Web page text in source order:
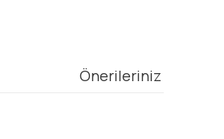
Önerileriniz